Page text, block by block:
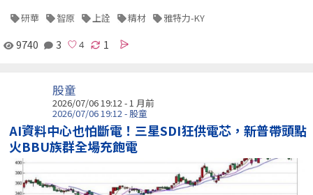
研華 智原 上詮 精材 雅特力-KY
9740 3 1
股童
2026/07/06 19:12 - 1 月前
2026/07/06 19:12 - 股童
AI資料中心也怕斷電！三星SDI狂供電芯，新普帶頭點
火BBU族群全場充飽電